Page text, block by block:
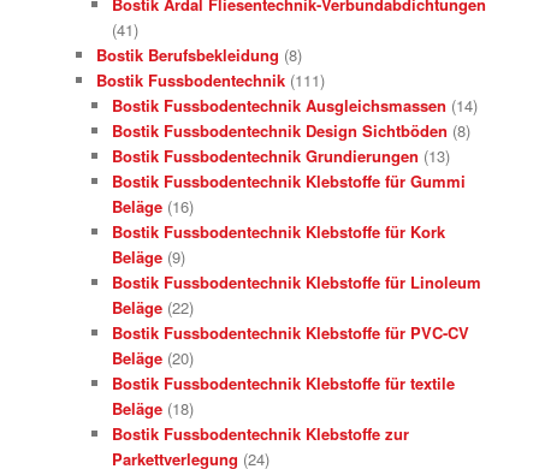
(41)
Bostik Berufsbekleidung (8)
Bostik Fussbodentechnik (111)
Bostik Fussbodentechnik Ausgleichsmassen (14)
Bostik Fussbodentechnik Design Sichtböden (8)
Bostik Fussbodentechnik Grundierungen (13)
Bostik Fussbodentechnik Klebstoffe für Gummi
Beläge (16)
Bostik Fussbodentechnik Klebstoffe für Kork
Beläge (9)
Bostik Fussbodentechnik Klebstoffe für Linoleum
Beläge (22)
Bostik Fussbodentechnik Klebstoffe für PVC-CV
Beläge (20)
Bostik Fussbodentechnik Klebstoffe für textile
Beläge (18)
Bostik Fussbodentechnik Klebstoffe zur
Parkettverlegung (24)